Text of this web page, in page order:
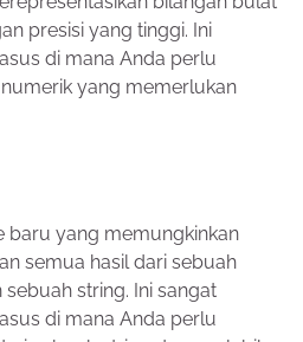
presisi yang tinggi. Ini
di mana Anda perlu
yang memerlukan
baru yang memungkinkan
semua hasil dari sebuah
string. Ini sangat
di mana Anda perlu